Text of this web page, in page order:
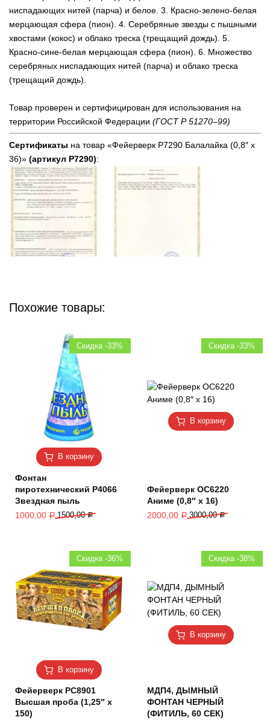
ниспадающих нитей (парча) и белое. 3. Красно-зелено-белая
мерцающая сфера (пион). 4. Серебряные звезды с пышными
хвостами (кокос) и облако треска (трещащий дождь). 5.
Красно-сине-белая мерцающая сфера (пион). 6. Множество
серебряных ниспадающих нитей (парча) и облако треска
(трещащий дождь).
Товар проверен и сертифицирован для использования на
территории Российской Федерации (ГОСТ Р 51270–99)
Сертификаты на товар «Фейерверк Р7290 Балалайка (0,8″ х
36)» (артикул Р7290):
Похожие товары:
В корзину
Скидка -33%
Фонтан
пиротехнический Р4066
Звездная пыль
1500,00Р
1000,00 Р
В корзину
Скидка -33%
Фейерверк ОС6220
Аниме (0,8″ х 16)
3000,00Р
2000,00 Р
В корзину
Скидка -36%
Фейерверк РС8901
Высшая проба (1,25″ х
150)
В корзину
Скидка -38%
МДП4, ДЫМНЫЙ
ФОНТАН ЧЕРНЫЙ
(ФИТИЛЬ, 60 СЕК)